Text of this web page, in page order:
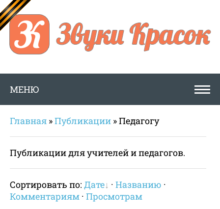
МЕНЮ
Главная »Публикации » Педагогу
Публикации для учителей и педагогов.
Сортировать по: Дате · Названию ·
Комментариям · Просмотрам